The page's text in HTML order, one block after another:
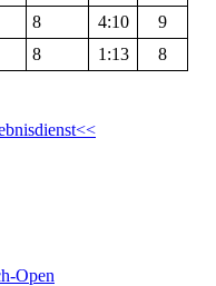
8 4:10
9
8 1:13 8
Open